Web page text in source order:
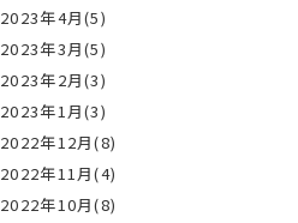
2023年4月(5)
2023年3月(5)
2023年2月(3)
2023年1月(3)
2022年12月(8)
2022年11月(4)
2022年10月(8)